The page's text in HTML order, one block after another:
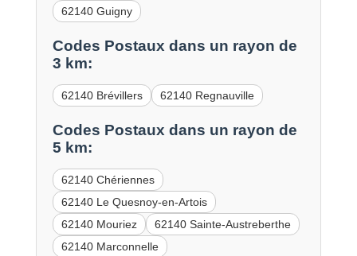
62140 Guigny
Codes Postaux dans un rayon de
3 km:
62140 Brévillers 62140 Regnauville
Codes Postaux dans un rayon de
5 km:
62140 Chériennes
62140 Le Quesnoy-en-Artois
62140 Mouriez
62140 Sainte-Austreberthe
62140 Marconnelle